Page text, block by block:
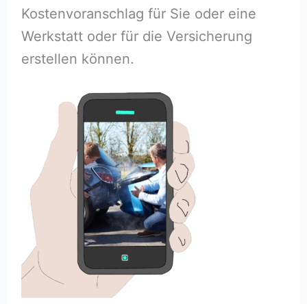
Kostenvoranschlag für Sie oder eine
Werkstatt oder für die Versicherung
erstellen können.